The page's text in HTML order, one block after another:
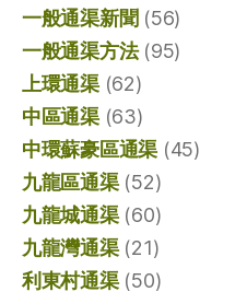
一般通渠新聞 (56)
一般通渠方法(95)
上環通渠(62)
中區通渠(63)
中環蘇豪區通渠 (45)
九龍區通渠(52)
九龍城通渠(60)
九龍灣通渠(21)
利東村通渠(50)